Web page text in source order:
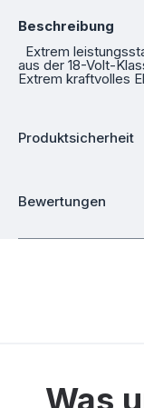
Beschreibung
Extrem
aus der 18-Volt-
Extrem kraftvolles
Produktsicherheit
Bewertungen
Was